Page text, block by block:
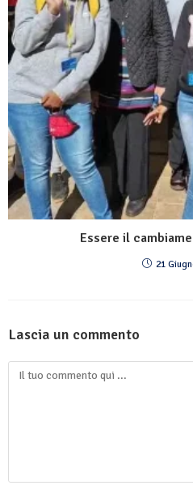
Essere il
21
Lascia un commento